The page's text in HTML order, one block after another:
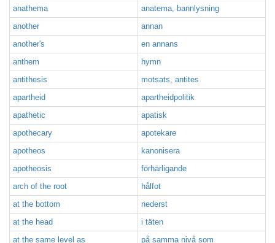
anathema
anatema, bannlysning
another
annan
another's
en annans
anthem
hymn
antithesis
motsats, antites
apartheid
apartheidpolitik
apathetic
apatisk
apothecary
apotekare
apotheos
kanonisera
apotheosis
förhärligande
arch of the root
hålfot
at the bottom
nederst
at the head
i täten
at the same level as
på samma nivå som